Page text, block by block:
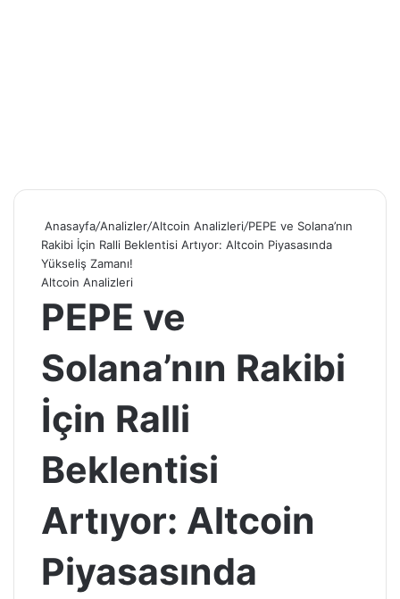
Anasayfa/Analizler/Altcoin Analizleri/PEPE ve Solana’nın
Rakibi İçin Ralli Beklentisi Artıyor: Altcoin Piyasasında
Yükseliş Zamanı!
Altcoin Analizleri
PEPE ve
Solana’nın Rakibi
İçin Ralli
Beklentisi
Artıyor: Altcoin
Piyasasında